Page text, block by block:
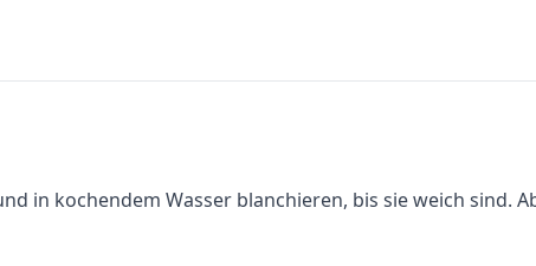
in kochendem Wasser blanchieren, bis sie weich sind.